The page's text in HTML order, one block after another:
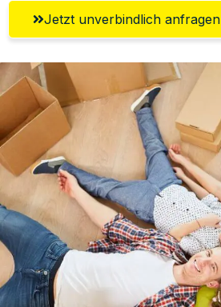
Jetzt unverbindlich anfragen